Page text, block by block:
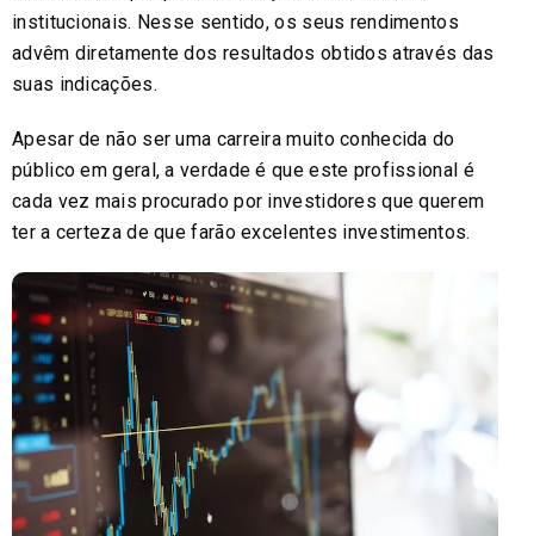
institucionais. Nesse sentido, os seus rendimentos
advêm diretamente dos resultados obtidos através das
suas indicações.
Apesar de não ser uma carreira muito conhecida do
público em geral, a verdade é que este profissional é
cada vez mais procurado por investidores que querem
ter a certeza de que farão excelentes investimentos.